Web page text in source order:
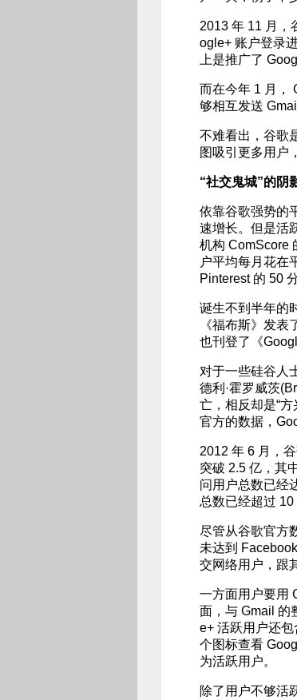
2013 年 11 月，
ogle+ 账户登录
上是推广了
而在今年 1 月，
够相互发送
不难看出，谷歌
图吸引更多用户
“社交鬼城”的阴
依靠谷歌强势的
速增长。但是活
机构 ComScore
户平均每月花在
Pinterest 的 50
诞生不到半年的
《福布斯》发表
也刊登了《
对于一些硅谷人
德利·霍罗威茨
亡，相反却是“
官方的数据，
2012 年 6 月，
突破 2.5 亿，其
问用户总数已经
总数已经超过 10
尽管从谷歌官方
未达到
交网络用户，跟
一方面用户要用
面，与 Gmail 的
e+ 活跃用户还
个图标查看
为活跃用户。
除了用户不够活